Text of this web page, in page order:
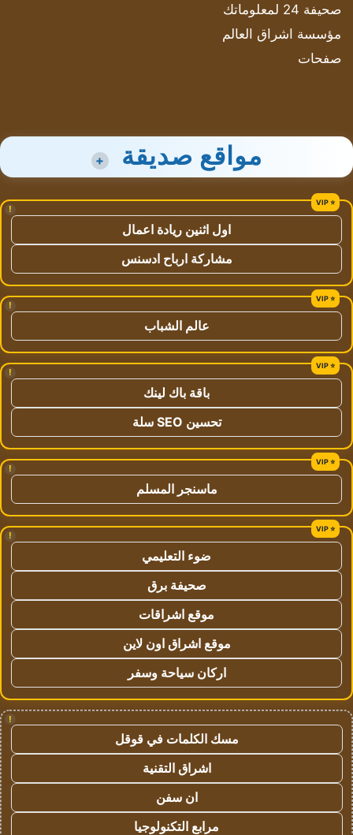
صحيفة 24 لمعلوماتك
مؤسسة اشراق العالم
صفحات
مواقع صديقة +
!
اول اثنين ريادة اعمال
مشاركة ارباح ادسنس
!
عالم الشباب
!
باقة باك لينك
تحسين SEO سلة
!
ماسنجر المسلم
!
ضوء التعليمي
صحيفة برق
موقع اشراقات
موقع اشراق اون لاين
اركان سياحة وسفر
!
مسك الكلمات في قوقل
اشراق التقنية
ان سفن
مرابع التكنولوجيا